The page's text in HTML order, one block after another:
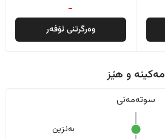
-
وەرگرتنی ئۆفەر
مەکینە و هێز
سوتەمەنی
بەنزین